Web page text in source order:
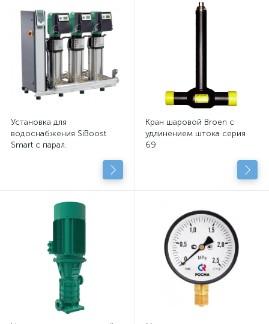
Установка для
водоснабжения SiBoost
Smart с парал.
центробежными насосами
Кран шаровой Broen с
удлинением штока серия
69